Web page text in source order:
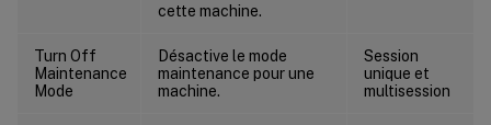
cette machine.
Turn Off
Maintenance
Mode
Désactive le mode
maintenance pour une
machine.
Session
unique et
multisession